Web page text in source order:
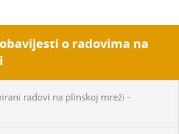
o radovima na
radovi na plinskoj mreži -